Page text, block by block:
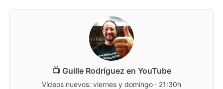
📺 Guille Rodríguez en YouTube
Vídeos nuevos: viernes y domingo · 21:30h